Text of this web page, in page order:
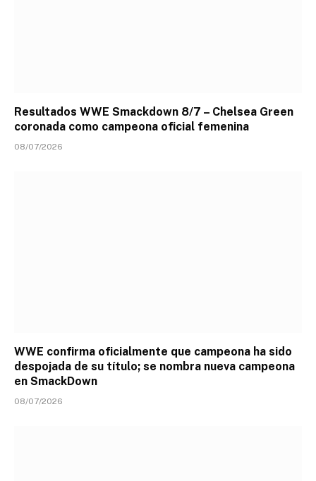
Resultados WWE Smackdown 8/7 – Chelsea Green
coronada como campeona oficial femenina
08/07/2026
WWE confirma oficialmente que campeona ha sido
despojada de su título; se nombra nueva campeona
en SmackDown
08/07/2026